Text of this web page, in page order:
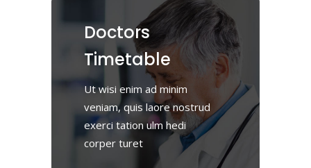
Doctors
Timetable
Ut wisi enim ad minim
veniam, quis laore nostrud
exerci tation ulm hedi
corper turet